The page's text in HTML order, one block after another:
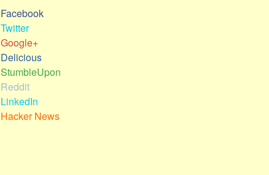
Facebook
Twitter
Google+
Delicious
StumbleUpon
Reddit
LinkedIn
Hacker News